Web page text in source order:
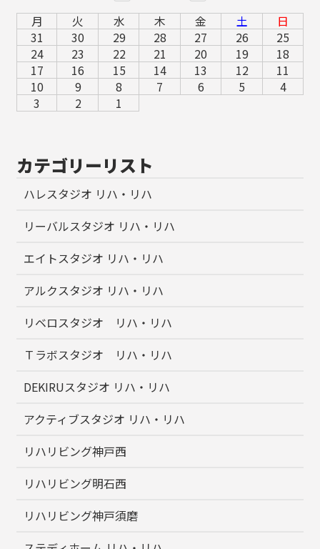
月 火 水 木 金 土
日
31
30 29 28 27 26
25
24
23 22 21 20 19
18
17
16 15 14 13 12
11
10
9 8 7 6 5
4
3
2 1
カテゴリーリスト
ハレスタジオ リハ・リハ
リーバルスタジオ リハ・リハ
エイトスタジオ リハ・リハ
アルクスタジオ リハ・リハ
リベロスタジオ リハ・リハ
Ｔラボスタジオ リハ・リハ
DEKIRUスタジオ リハ・リハ
アクティブスタジオ リハ・リハ
リハリビング神戸西
リハリビング明石西
リハリビング神戸須磨